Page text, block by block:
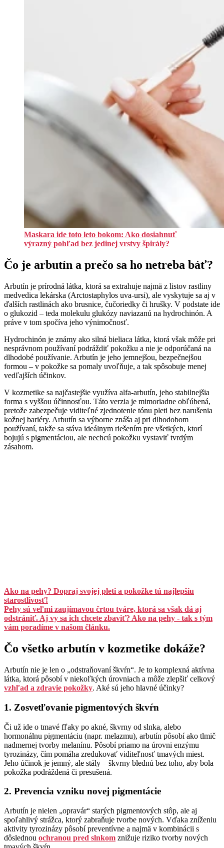
Maskara ide toto leto bokom: Ako dosiahnuť
výrazný pohľad bez jedinej vrstvy špirály?
Čo je arbutín a prečo sa ho netreba báť?
Arbutín je prírodná látka, ktorá sa extrahuje najmä z listov rastliny
medvedica lekárska (Arctostaphylos uva-ursi), ale vyskytuje sa aj v
ďalších rastlinách ako brusnice, čučoriedky či hrušky. V podstate ide
o glukozid – teda molekulu glukózy naviazanú na hydrochinón. A
práve v tom spočíva jeho výnimočnosť.
Hydrochinón je známy ako silná bieliaca látka, ktorá však môže pri
nesprávnom používaní podráždiť pokožku a nie je odporúčaná na
dlhodobé používanie. Arbutín je jeho jemnejšou, bezpečnejšou
formou – v pokožke sa pomaly uvoľňuje, a tak spôsobuje menej
vedľajších účinkov.
V kozmetike sa najčastejšie využíva alfa-arbutín, jeho stabilnejšia
forma s vyššou účinnosťou. Táto verzia je mimoriadne obľúbená,
pretože zabezpečuje viditeľné zjednotenie tónu pleti bez narušenia
kožnej bariéry. Arbutín sa výborne znáša aj pri dlhodobom
používaní, takže sa stáva ideálnym riešením pre všetkých, ktorí
bojujú s pigmentáciou, ale nechcú pokožku vystaviť tvrdým
zásahom.
Ako na pehy? Dopraj svojej pleti a pokožke tú najlepšiu
starostlivosť!
Pehy sú veľmi zaujímavou črtou tváre, ktorá sa však dá aj
odstrániť. Aj vy sa ich chcete zbaviť? Ako na pehy - tak s tým
vám poradíme v našom článku.
Čo všetko arbutín v kozmetike dokáže?
Arbutín nie je len o „odstraňovaní škvŕn“. Je to komplexná aktívna
látka, ktorá pôsobí v niekoľkých úrovniach a môže zlepšiť celkový
vzhľad a zdravie pokožky. Aké sú jeho hlavné účinky?
1. Zosvetľovanie pigmentových škvŕn
Či už ide o tmavé fľaky po akné, škvrny od slnka, alebo
hormonálnu pigmentáciu (napr. melazmu), arbutín pôsobí ako tlmič
nadmernej tvorby melanínu. Pôsobí priamo na úrovni enzýmu
tyrozinázy, čím pomáha zredukovať viditeľnosť tmavých miest.
Jeho účinok je jemný, ale stály – škvrny blednú bez toho, aby bola
pokožka podráždená či presušená.
2. Prevencia vzniku novej pigmentácie
Arbutín je nielen „opravár“ starých pigmentových stôp, ale aj
spoľahlivý strážca, ktorý zabraňuje tvorbe nových. Vďaka zníženiu
aktivity tyrozinázy pôsobí preventívne a najmä v kombinácii s
dôslednou ochranou pred slnkom znižuje riziko tvorby nových